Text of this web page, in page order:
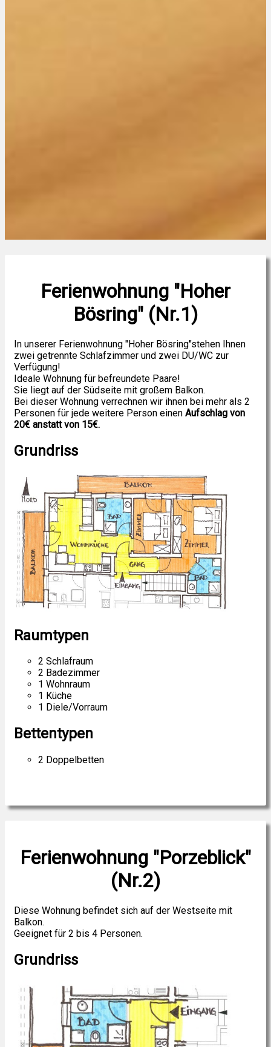
Ferienwohnung "Hoher
Bösring" (Nr.1)
In unserer Ferienwohnung "Hoher Bösring"stehen Ihnen
zwei getrennte Schlafzimmer und zwei DU/WC zur
Verfügung!
Ideale Wohnung für befreundete Paare!
Sie liegt auf der Südseite mit großem Balkon.
Bei dieser Wohnung verrechnen wir ihnen bei mehr als 2
Personen für jede weitere Person einen Aufschlag von
20€ anstatt von 15€.
Grundriss
Raumtypen
2 Schlafraum
2 Badezimmer
1 Wohnraum
1 Küche
1 Diele/Vorraum
Bettentypen
2 Doppelbetten
Ferienwohnung "Porzeblick"
(Nr.2)
Diese Wohnung befindet sich auf der Westseite mit
Balkon.
Geeignet für 2 bis 4 Personen.
Grundriss